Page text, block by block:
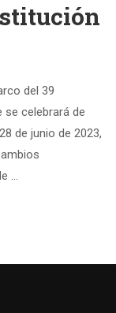
del 39
se celebrará de
de junio de 2023,
…